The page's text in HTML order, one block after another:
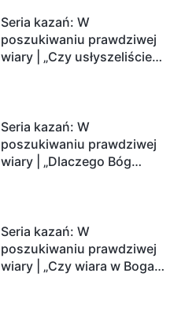
Seria kazań: W
poszukiwaniu prawdziwej
wiary | „Czy usłyszeliście
Seria kazań: W
poszukiwaniu prawdziwej
wiary | „Dlaczego Bóg
Seria kazań: W
poszukiwaniu prawdziwej
wiary | „Czy wiara w Boga